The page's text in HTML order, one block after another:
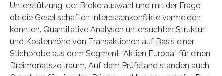
Unterstützung, der Brokerauswahl und mit der Frage,
ob die Gesellschaften Interessenkonflikte vermeiden
konnten. Quantitative Analysen untersuchten Struktur
und Kostenhöhe von Transaktionen auf Basis einer
Stichprobe aus dem Segment “Aktien Europa” für einen
Dreimonatszeitraum. Auf dem Prüfstand standen auch